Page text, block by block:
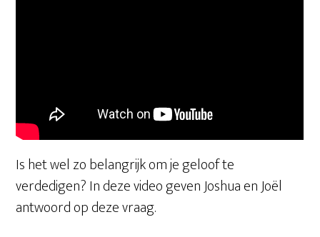
Is het wel zo belangrijk om je geloof te
verdedigen? In deze video geven Joshua en Joël
antwoord op deze vraag.